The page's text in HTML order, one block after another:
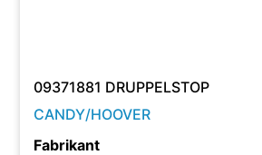
09371881 DRUPPELSTOP
CANDY/HOOVER
Fabrikant